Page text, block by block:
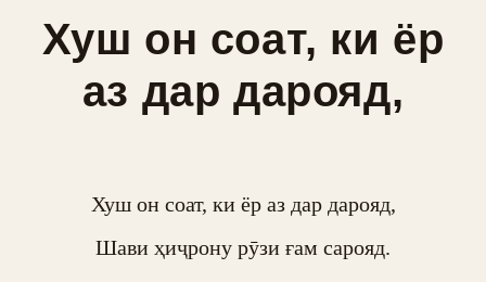
Хуш он соат, ки ёр
аз дар дарояд,
Хуш он соат, ки ёр аз дар дарояд,
Шави ҳиҷрону рӯзи ғам сарояд.